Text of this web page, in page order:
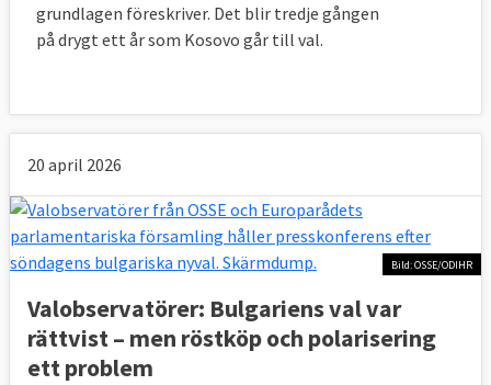
grundlagen föreskriver. Det blir tredje gången
på drygt ett år som Kosovo går till val.
20 april 2026
Bild: OSSE/ODIHR
Valobservatörer: Bulgariens val var
rättvist – men röstköp och polarisering
ett problem